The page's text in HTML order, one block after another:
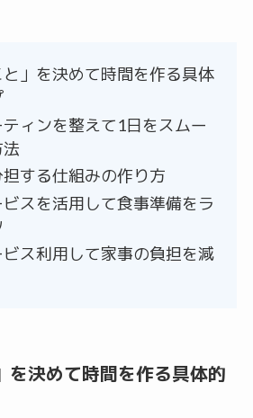
と」を決めて時間を作る具体
ィンを整えて1日をスムー
する仕組みの作り方
スを活用して食事準備をラ
ス利用して家事の負担を減
を決めて時間を作る具体的